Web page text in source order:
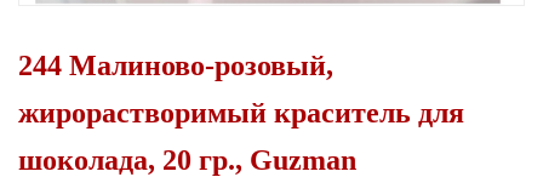
244 Малиново-розовый,
жирорастворимый краситель для
шоколада, 20 гр., Guzman